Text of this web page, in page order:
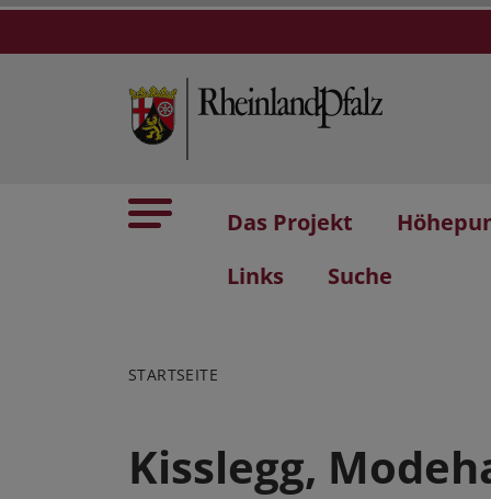
Das Projekt
Links
Suche
STARTSEITE
Kisslegg,